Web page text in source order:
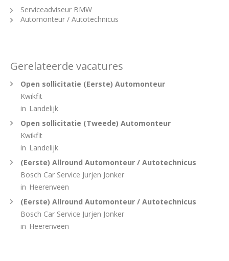
Serviceadviseur BMW
Automonteur / Autotechnicus
Gerelateerde vacatures
Open sollicitatie (Eerste) Automonteur
Kwikfit
in Landelijk
Open sollicitatie (Tweede) Automonteur
Kwikfit
in Landelijk
(Eerste) Allround Automonteur / Autotechnicus
Bosch Car Service Jurjen Jonker
in Heerenveen
(Eerste) Allround Automonteur / Autotechnicus
Bosch Car Service Jurjen Jonker
in Heerenveen